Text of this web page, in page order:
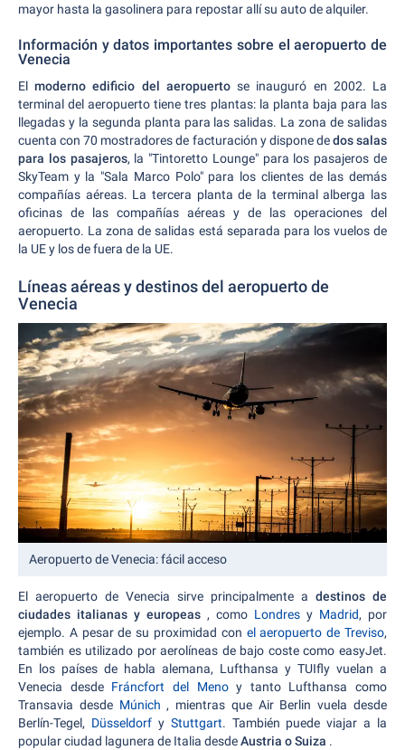
mayor hasta la gasolinera para repostar allí su auto de alquiler.
Información y datos importantes sobre el aeropuerto de
Venecia
Elmoderno edificio del aeropuertose inauguró en 2002. La
terminal del aeropuerto tiene tres plantas: la planta baja para las
llegadas y la segunda planta para las salidas. La zona de salidas
cuenta con 70 mostradores de facturación y dispone dedos salas
para los pasajeros, la "Tintoretto Lounge" para los pasajeros de
SkyTeam y la "Sala Marco Polo" para los clientes de las demás
compañías aéreas. La tercera planta de la terminal alberga las
oficinas de las compañías aéreas y de las operaciones del
aeropuerto. La zona de salidas está separada para los vuelos de
la UE y los de fuera de la UE.
Líneas aéreas y destinos del aeropuerto de
Venecia
Aeropuerto de Venecia: fácil acceso
El aeropuerto de Venecia sirve principalmente a destinos de
ciudades italianas y europeas , como Londres y Madrid, por
ejemplo. A pesar de su proximidad con el aeropuerto de Treviso,
también es utilizado por aerolíneas de bajo coste como easyJet.
En los países de habla alemana, Lufthansa y TUIfly vuelan a
Venecia desde Fráncfort del Menoy tanto Lufthansa como
Transavia desde Múnich, mientras que Air Berlin vuela desde
Berlín-Tegel, Düsseldorf y Stuttgart. También puede viajar a la
popular ciudad lagunera de Italia desdeAustria o Suiza .